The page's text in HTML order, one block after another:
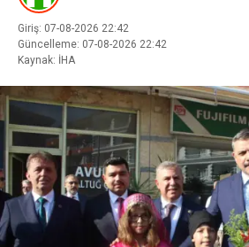
Giriş: 07-08-2026 22:42
Güncelleme: 07-08-2026 22:42
Kaynak: İHA